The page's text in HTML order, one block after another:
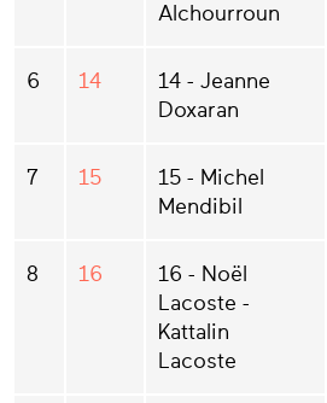
Alchourroun
6 14
14 - Jeanne
Doxaran
7 15
15 - Michel
Mendibil
8 16
16 - Noël
Lacoste -
Kattalin
Lacoste